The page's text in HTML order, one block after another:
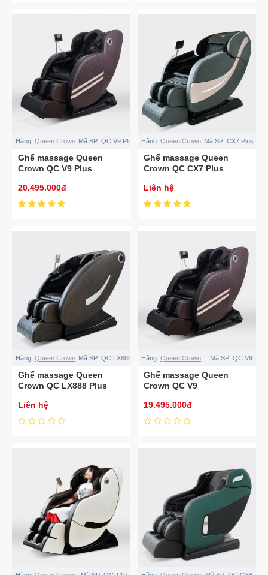
Hãng: Queen Crown Mã SP: QC V9 Plus
Ghế massage Queen
Crown QC V9 Plus
20.495.000đ
Hãng: Queen Crown Mã SP: CX7 Plus
Ghế massage Queen
Crown QC CX7 Plus
Liên hệ
Hãng: Queen Crown Mã SP: QC LX888 Plus
Ghế massage Queen
Crown QC LX888 Plus
Liên hệ
Hãng: Queen Crown Mã SP: QC V9
Ghế massage Queen
Crown QC V9
19.495.000đ